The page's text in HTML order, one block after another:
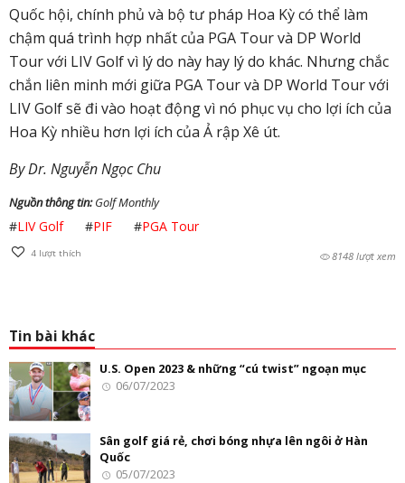
Quốc hội, chính phủ và bộ tư pháp Hoa Kỳ có thể làm
chậm quá trình hợp nhất của PGA Tour và DP World
Tour với LIV Golf vì lý do này hay lý do khác. Nhưng chắc
chắn liên minh mới giữa PGA Tour và DP World Tour với
LIV Golf sẽ đi vào hoạt động vì nó phục vụ cho lợi ích của
Hoa Kỳ nhiều hơn lợi ích của Ả rập Xê út.
By Dr. Nguyễn Ngọc Chu
Nguồn thông tin:Golf Monthly
#LIV Golf #PIF #PGA Tour
4lượt thích 8148 lượt xem
Tin bài khác
U.S. Open 2023 & những “cú twist” ngoạn mục
06/07/2023
Sân golf giá rẻ, chơi bóng nhựa lên ngôi ở Hàn
Quốc
05/07/2023